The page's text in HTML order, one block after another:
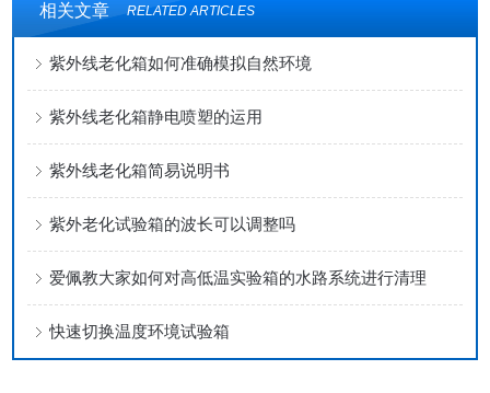
相关文章 RELATED ARTICLES
紫外线老化箱如何准确模拟自然环境
紫外线老化箱静电喷塑的运用
紫外线老化箱简易说明书
紫外老化试验箱的波长可以调整吗
爱佩教大家如何对高低温实验箱的水路系统进行清理
快速切换温度环境试验箱